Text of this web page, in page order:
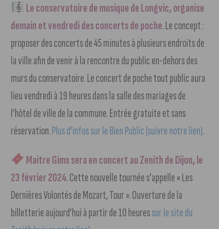
Le conservatoire de musique de Longvic, organise
demain et vendredi des concerts de poche. Le concept :
proposer des concerts de 45 minutes à plusieurs endroits de
la ville afin de venir à la rencontre du public en-dehors des
murs du conservatoire. Le concert de poche tout public aura
lieu vendredi à 19 heures dans la salle des mariages de
l’hôtel de ville de la commune. Entrée gratuite et sans
réservation.Plus d’infos sur le Bien Public (suivre notre lien).
Maitre Gims sera en concert au Zenith de Dijon, le
23 février 2024. Cette nouvelle tournée s’appelle « Les
Dernières Volontés de Mozart, Tour ». Ouverture de la
billetterie aujourd’hui à partir de 10 heuressur le site du